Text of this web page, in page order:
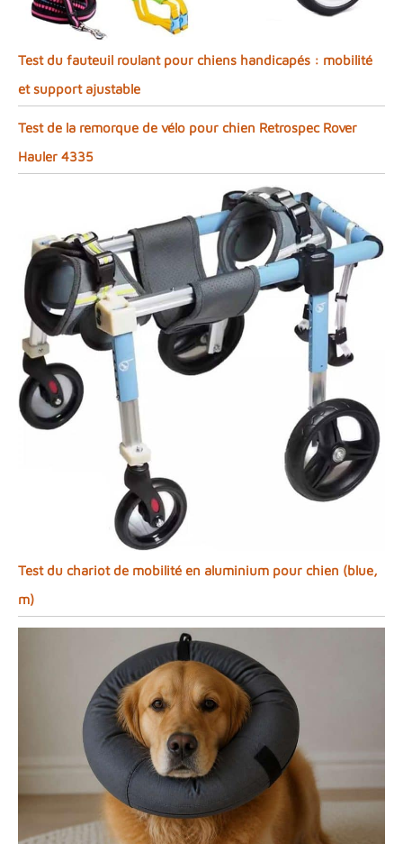
Test du fauteuil roulant pour chiens handicapés : mobilité
et support ajustable
Test de la remorque de vélo pour chien Retrospec Rover
Hauler 4335
Test du chariot de mobilité en aluminium pour chien (blue,
m)